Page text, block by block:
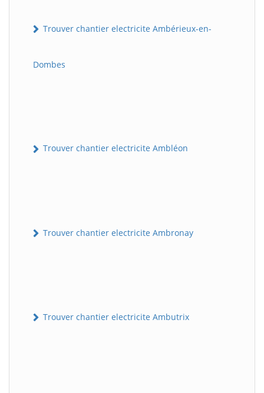
Trouver chantier electricite Ambérieux-en-
Dombes
Trouver chantier electricite Ambléon
Trouver chantier electricite Ambronay
Trouver chantier electricite Ambutrix